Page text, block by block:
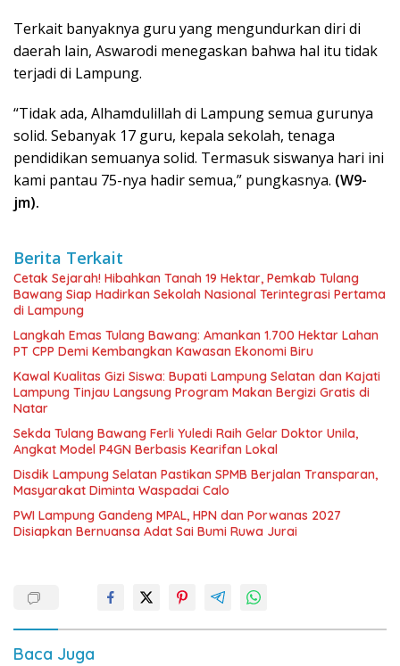
Terkait banyaknya guru yang mengundurkan diri di
daerah lain, Aswarodi menegaskan bahwa hal itu tidak
terjadi di Lampung.
“Tidak ada, Alhamdulillah di Lampung semua gurunya
solid. Sebanyak 17 guru, kepala sekolah, tenaga
pendidikan semuanya solid. Termasuk siswanya hari ini
kami pantau 75-nya hadir semua,” pungkasnya. (W9-
jm).
Berita Terkait
Cetak Sejarah! Hibahkan Tanah 19 Hektar, Pemkab Tulang
Bawang Siap Hadirkan Sekolah Nasional Terintegrasi Pertama
di Lampung
Langkah Emas Tulang Bawang: Amankan 1.700 Hektar Lahan
PT CPP Demi Kembangkan Kawasan Ekonomi Biru
Kawal Kualitas Gizi Siswa: Bupati Lampung Selatan dan Kajati
Lampung Tinjau Langsung Program Makan Bergizi Gratis di
Natar
Sekda Tulang Bawang Ferli Yuledi Raih Gelar Doktor Unila,
Angkat Model P4GN Berbasis Kearifan Lokal
Disdik Lampung Selatan Pastikan SPMB Berjalan Transparan,
Masyarakat Diminta Waspadai Calo
PWI Lampung Gandeng MPAL, HPN dan Porwanas 2027
Disiapkan Bernuansa Adat Sai Bumi Ruwa Jurai
Baca Juga